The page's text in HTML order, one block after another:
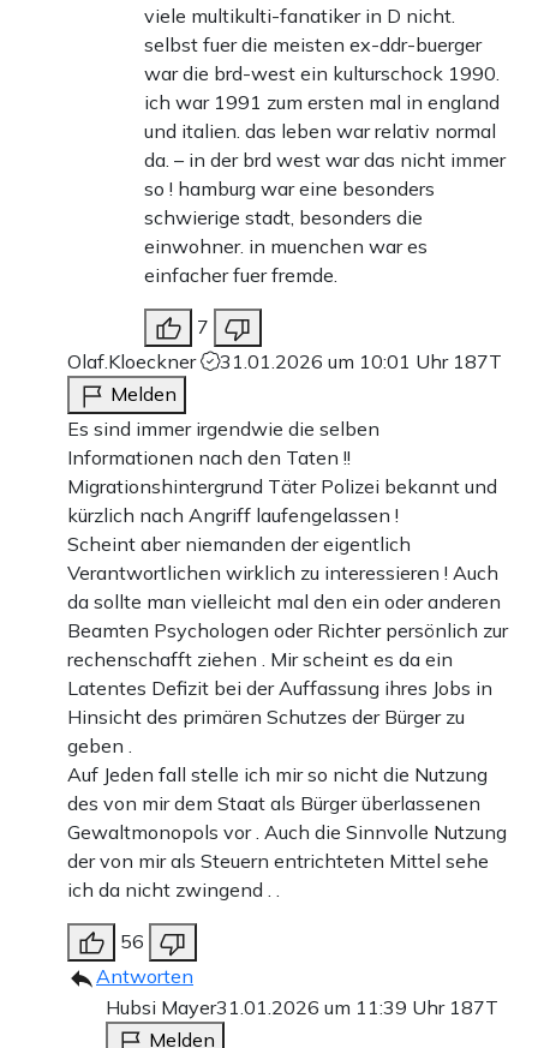
viele multikulti-fanatiker in D nicht.
selbst fuer die meisten ex-ddr-buerger
war die brd-west ein kulturschock 1990.
ich war 1991 zum ersten mal in england
und italien. das leben war relativ normal
da. – in der brd west war das nicht immer
so ! hamburg war eine besonders
schwierige stadt, besonders die
einwohner. in muenchen war es
einfacher fuer fremde.
7
Olaf.Kloeckner
31.01.2026 um 10:01 Uhr 187T
Melden
Es sind immer irgendwie die selben
Informationen nach den Taten !!
Migrationshintergrund Täter Polizei bekannt und
kürzlich nach Angriff laufengelassen !
Scheint aber niemanden der eigentlich
Verantwortlichen wirklich zu interessieren ! Auch
da sollte man vielleicht mal den ein oder anderen
Beamten Psychologen oder Richter persönlich zur
rechenschafft ziehen . Mir scheint es da ein
Latentes Defizit bei der Auffassung ihres Jobs in
Hinsicht des primären Schutzes der Bürger zu
geben .
Auf Jeden fall stelle ich mir so nicht die Nutzung
des von mir dem Staat als Bürger überlassenen
Gewaltmonopols vor . Auch die Sinnvolle Nutzung
der von mir als Steuern entrichteten Mittel sehe
ich da nicht zwingend . .
56
Antworten
Hubsi Mayer31.01.2026 um 11:39 Uhr 187T
Melden